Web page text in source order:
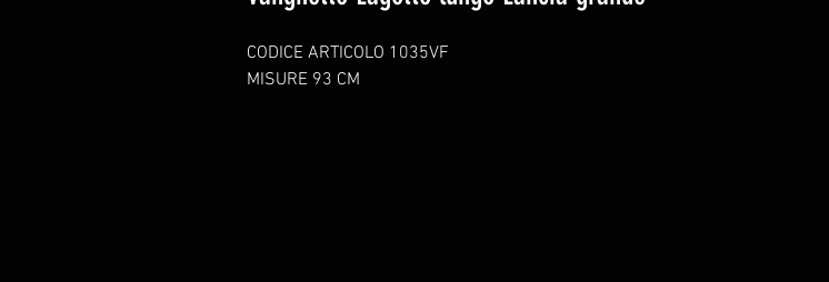
CODICE ARTICOLO 1035VF
MISURE 93 CM